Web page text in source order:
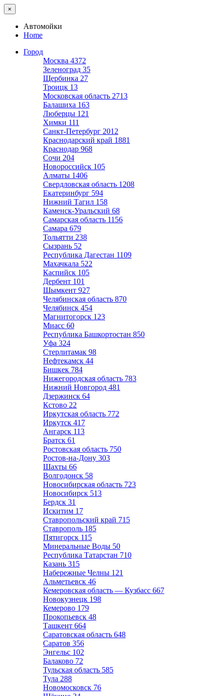
×
Автомойки
Home
Город
Москва 4372
Зеленоград 35
Щербинка 27
Троицк 13
Московская область 2713
Балашиха 163
Люберцы 121
Химки 111
Санкт-Петербург 2012
Краснодарский край 1881
Краснодар 968
Сочи 204
Новороссийск 105
Алматы 1406
Свердловская область 1208
Екатеринбург 594
Нижний Тагил 158
Каменск-Уральский 68
Самарская область 1156
Самара 679
Тольятти 238
Сызрань 52
Республика Дагестан 1109
Махачкала 522
Каспийск 105
Дербент 101
Шымкент 927
Челябинская область 870
Челябинск 454
Магнитогорск 123
Миасс 60
Республика Башкортостан 850
Уфа 324
Стерлитамак 98
Нефтекамск 44
Бишкек 784
Нижегородская область 783
Нижний Новгород 481
Дзержинск 64
Кстово 22
Иркутская область 772
Иркутск 417
Ангарск 113
Братск 61
Ростовская область 750
Ростов-на-Дону 303
Шахты 66
Волгодонск 58
Новосибирская область 723
Новосибирск 513
Бердск 31
Искитим 17
Ставропольский край 715
Ставрополь 185
Пятигорск 115
Минеральные Воды 50
Республика Татарстан 710
Казань 315
Набережные Челны 121
Альметьевск 46
Кемеровская область — Кузбасс 667
Новокузнецк 198
Кемерово 179
Прокопьевск 48
Ташкент 664
Саратовская область 648
Саратов 356
Энгельс 102
Балаково 72
Тульская область 585
Тула 288
Новомосковск 76